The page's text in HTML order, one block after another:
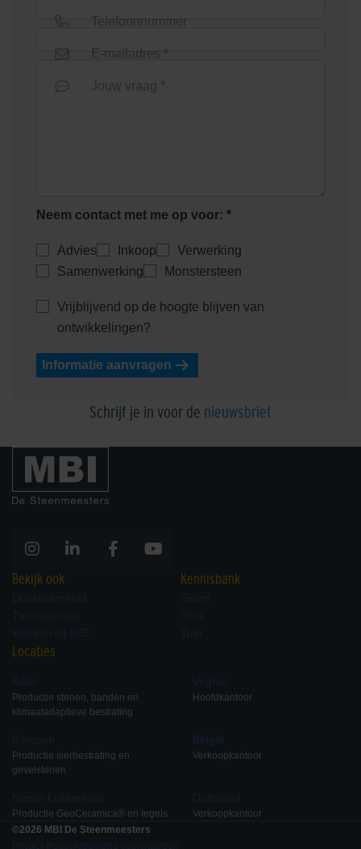
Telefoonnummer
E-mailadres *
Jouw vraag *
Neem contact met me op voor: *
Advies Inkoop
Verwerking
Samenwerking
Monstersteen
Vrijblijvend op de hoogte blijven van
ontwikkelingen?
Informatie aanvragen
Schrijf je in voor de nieuwsbrief
Bekijk ook
Duurzaamheid
Tuininspiratie
Werken bij MBI
Kennisbank
Gevel
Infra
Tuin
Locaties
Aalst
Productie stenen, banden en
klimaatadaptieve bestrating
Kampen
Productie sierbestrating en
gevelstenen
Nieuw-Lekkerland
Productie GeoCeramica® en tegels
Veghel
Hoofdkantoor
België
Verkoopkantoor
Duitsland
Verkoopkantoor
©2026 MBI De Steenmeesters
Privacy PolicyAlgemene voorwaarden